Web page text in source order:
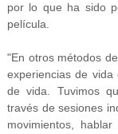
por lo que ha sido
película.
"En otros métodos
experiencias de
de vida. Tuvimos
través de sesiones
movimientos,